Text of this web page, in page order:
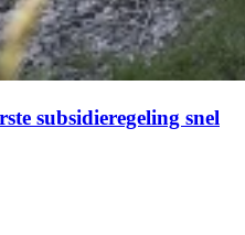
subsidieregeling snel